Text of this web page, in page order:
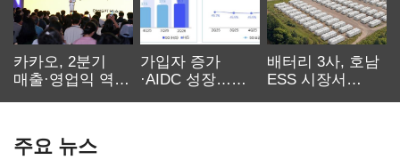
카카오, 2분기
매출·영업익 역대
가입자 증가
·AIDC 성장…
배터리 3사, 호남
ESS 시장서
주요 뉴스